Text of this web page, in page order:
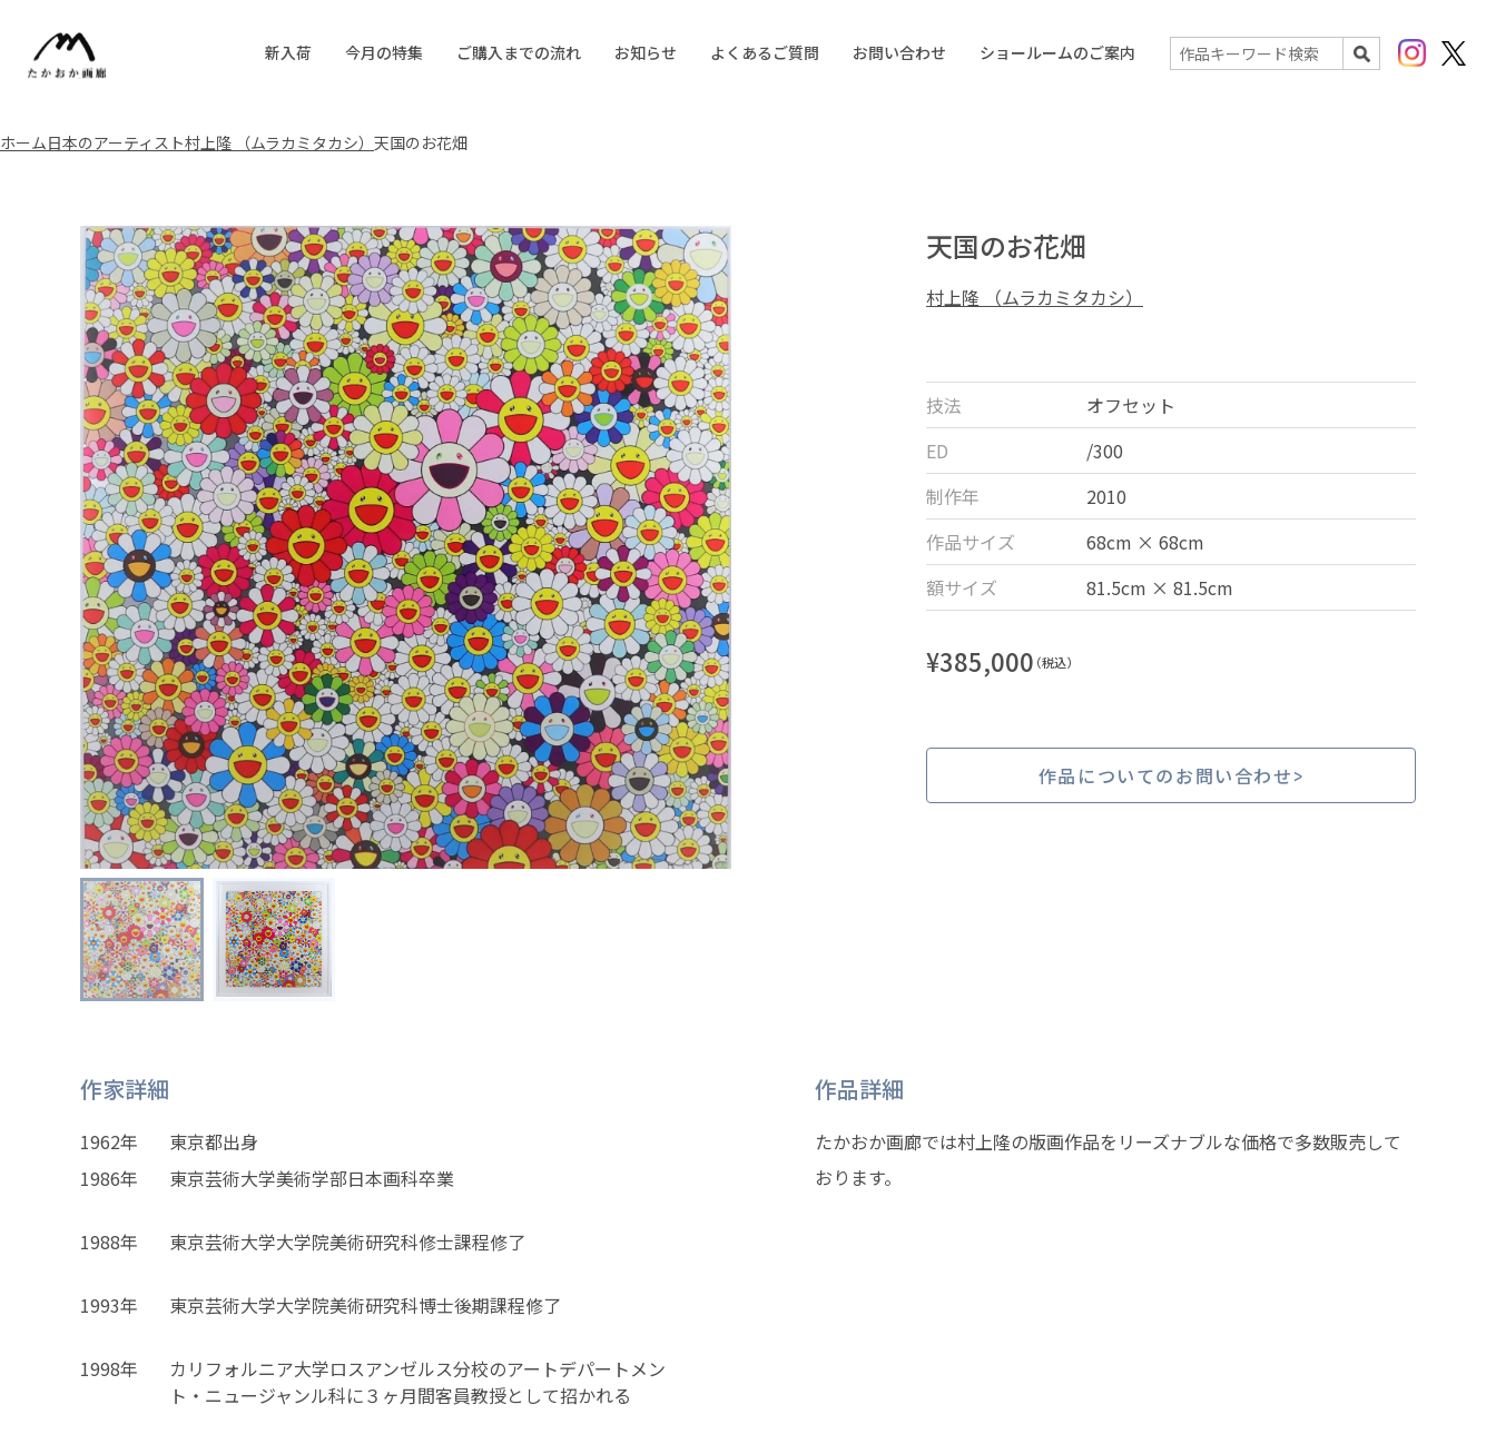
新入荷 今月の特集 ご購入までの流れ お知らせ よくあるご質問 お問い合わせ ショールームのご案内
検索
Instagram
ホーム日本のアーティスト村上隆 （ムラカミタカシ） 天国のお花畑
天国のお花畑
村上隆 （ムラカミタカシ）
技法
オフセット
ED
/300
制作年
2010
作品サイズ
68cm × 68cm
額サイズ
81.5cm × 81.5cm
¥385,000 （税込）
作品についてのお問い合わせ
作家詳細
1962年
東京都出身
1986年
東京芸術大学美術学部日本画科卒業
1988年 東京芸術大学大学院美術研究科修士課程修了
1993年 東京芸術大学大学院美術研究科博士後期課程修了
1998年
カリフォルニア大学ロスアンゼルス分校のアートデパートメン
ト・ニュージャンル科に３ヶ月間客員教授として招かれる
作品詳細
たかおか画廊では村上隆の版画作品をリーズナブルな価格で多数販売して
おります。